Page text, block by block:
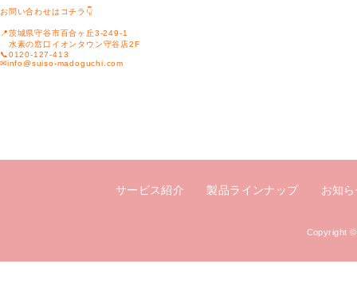
お問い合わせはコチラ👇
📍茨城県守谷市百合ヶ丘3-249-1
水素の窓口イオンタウン守谷店2F
📞0120-127-413
✉info@suiso-madoguchi.com
サービス紹介 製品ラインナップ お知
Copyright